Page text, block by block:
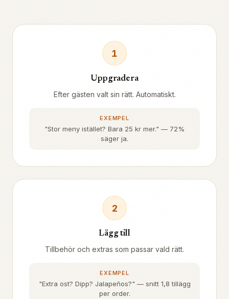
1
Uppgradera
Efter gästen valt sin rätt. Automatiskt.
EXEMPEL
"Stor meny istället? Bara 25 kr mer." — 72%
säger ja.
2
Lägg till
Tillbehör och extras som passar vald rätt.
EXEMPEL
"Extra ost? Dipp? Jalapeños?" — snitt 1,8 tillägg
per order.